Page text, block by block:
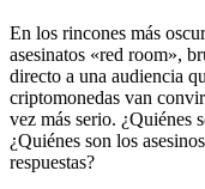
En los rincones más
asesinatos «red room»,
directo a una audiencia
criptomonedas van
vez más serio. ¿Quiénes
¿Quiénes son los
respuestas?